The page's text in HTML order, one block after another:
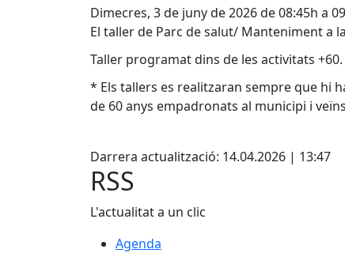
Dimecres, 3 de juny de 2026 de 08:45h a
El taller de Parc de salut/ Manteniment a
Taller programat dins de les activitats +60.
* Els tallers es realitzaran sempre que hi
de 60 anys empadronats al municipi i
Darrera actualització: 14.04.2026 | 13:47
RSS
L'actualitat a un clic
Agenda